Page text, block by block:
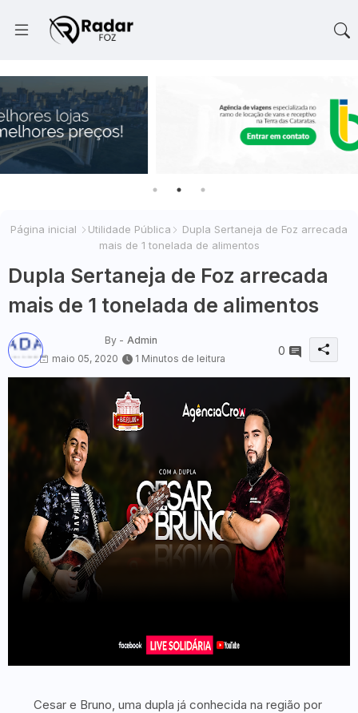
Página inicial Utilidade Pública
Dupla Sertaneja de Foz arrecada
mais de 1 tonelada de alimentos
Dupla Sertaneja de Foz arrecada
mais de 1 tonelada de alimentos
By - Admin
maio 05, 2020
1 Minutos de leitura
0
Cesar e Bruno, uma dupla já conhecida na região por